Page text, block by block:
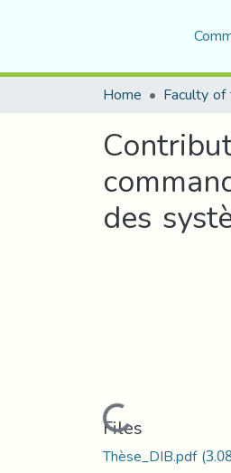
Home Faculty
des
Loading...
Files
Thèse_DIB.pdf